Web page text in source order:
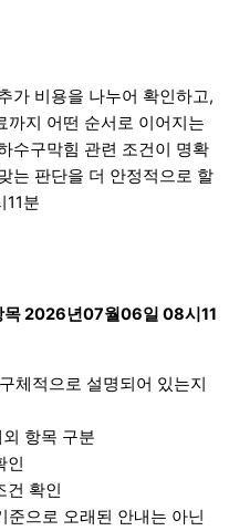
가 비용을 나누어 확인하고,
까지 어떤 순서로 이어지는
수구막힘 관련 조건이 명확
는 판단을 더 안정적으로 할
분
목 2026년07월06일 08시11
체적으로 설명되어 있는지
항목 구분
인
건 확인
으로 오래된 안내는 아닌